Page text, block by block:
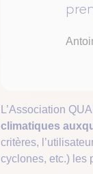
L’Association
climatiques
critères,
cyclones, etc.) les